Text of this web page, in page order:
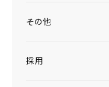
その他
採用